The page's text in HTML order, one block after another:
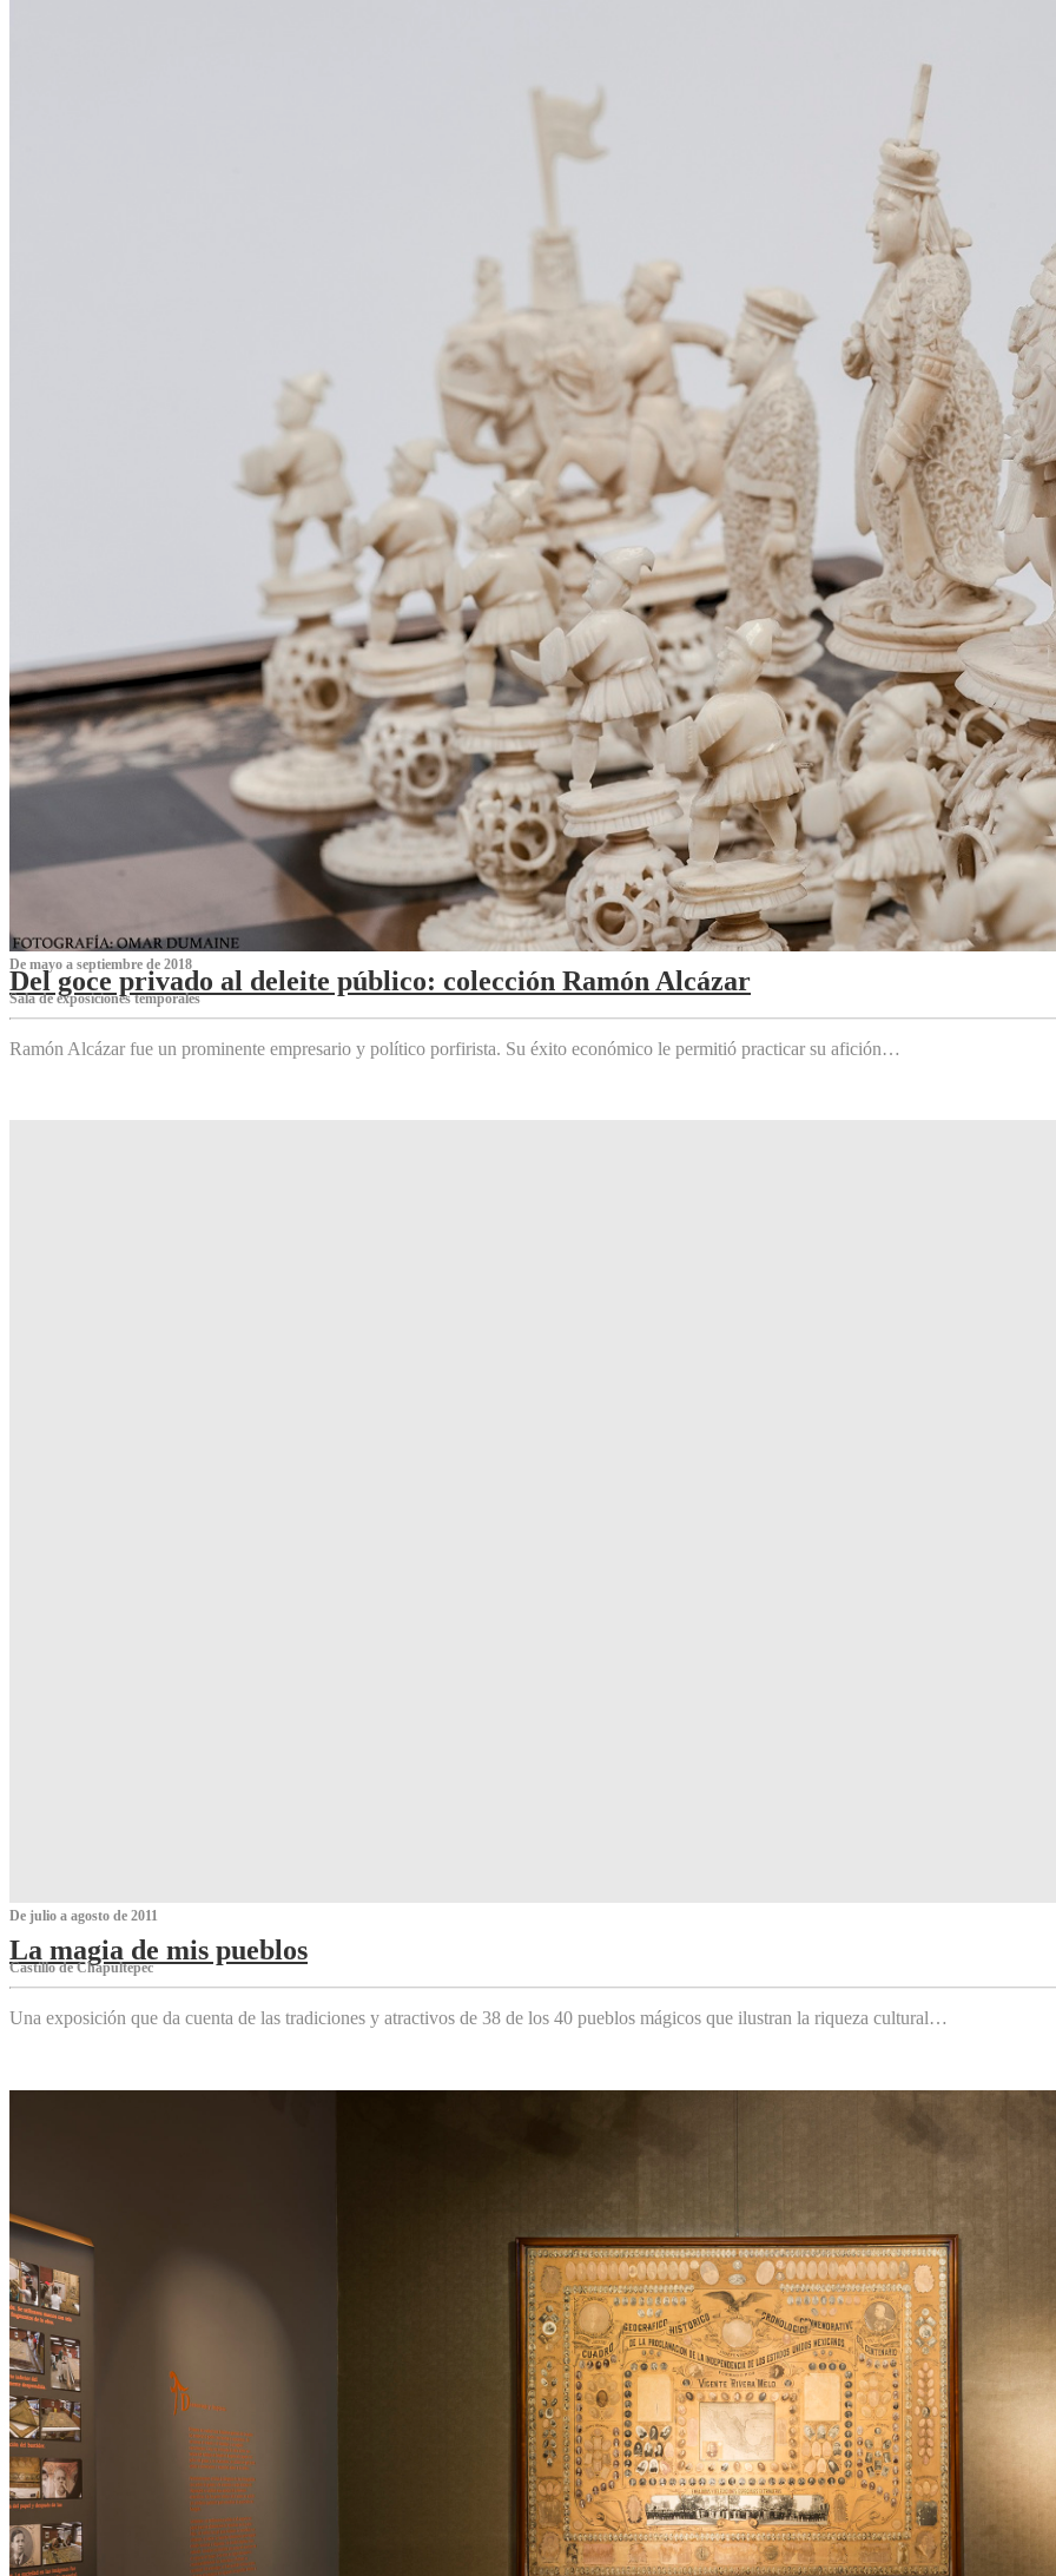
De mayo a septiembre de 2018
Del goce privado al deleite público: colección Ramón Alcázar
Sala de exposiciones temporales
Ramón Alcázar fue un prominente empresario y político porfirista. Su éxito económico le permitió practicar su afición…
De julio a agosto de 2011
La magia de mis pueblos
Castillo de Chapultepec
Una exposición que da cuenta de las tradiciones y atractivos de 38 de los 40 pueblos mágicos que ilustran la riqueza cultural…